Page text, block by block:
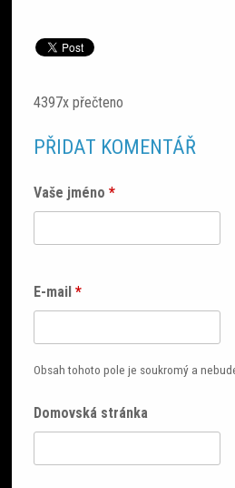
4397x přečteno
PŘIDAT KOMENTÁŘ
Vaše jméno*
E-mail*
Obsah tohoto pole je soukromý a
Domovská stránka